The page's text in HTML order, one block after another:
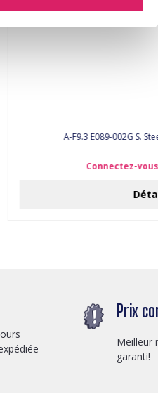
A-F9.3 E089-002G S.
Connectez-
Prix
Meilleur
garanti!